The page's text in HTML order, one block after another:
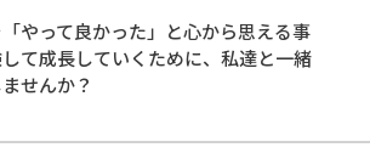
やって良かった」と心から思える事
て成長していくために、私達と一緒
せんか？